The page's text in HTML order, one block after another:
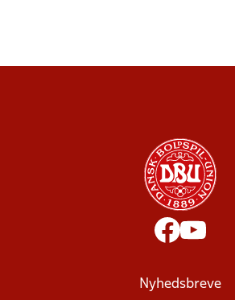
Nyhedsbreve